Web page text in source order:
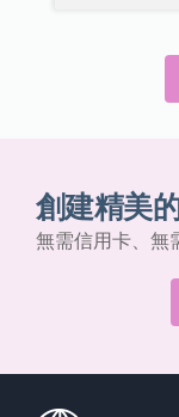
創建精美
無需信用卡、無